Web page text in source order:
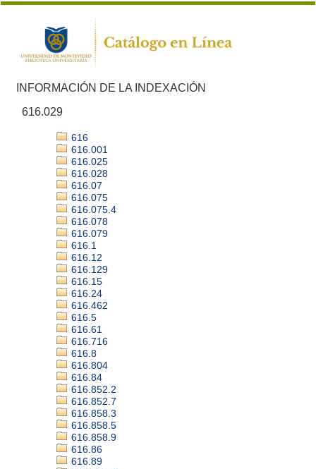
INFORMACIÓN DE LA INDEXACIÓN
616.029
616
616.001
616.025
616.028
616.07
616.075
616.075.4
616.078
616.079
616.1
616.12
616.129
616.15
616.24
616.462
616.5
616.61
616.716
616.8
616.804
616.84
616.852.2
616.852.7
616.858.3
616.858.5
616.858.9
616.86
616.89